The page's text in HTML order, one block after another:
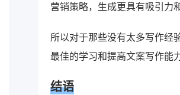
营销策略，生成更具有吸引力
所以对于那些没有太多写作经
最佳的学习和提高文案写作能
结语